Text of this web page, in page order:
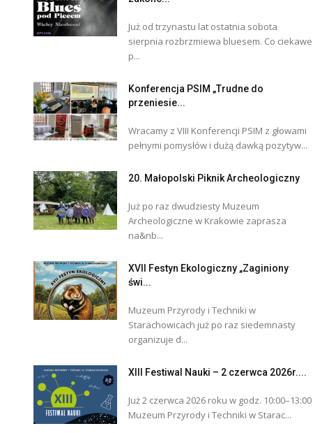
Już od trzynastu lat ostatnia sobota
sierpnia rozbrzmiewa bluesem. Co ciekawe
p...
Konferencja PSIM „Trudne do
przeniesie...
Wracamy z VIII Konferencji PSIM z głowami
pełnymi pomysłów i dużą dawką pozytyw...
20. Małopolski Piknik Archeologiczny
Już po raz dwudziesty Muzeum
Archeologiczne w Krakowie zaprasza
na&nb...
XVII Festyn Ekologiczny „Zaginiony
świ...
Muzeum Przyrody i Techniki w
Starachowicach już po raz siedemnasty
organizuje d...
XIII Festiwal Nauki – 2 czerwca 2026r....
Już 2 czerwca 2026 roku w godz. 10:00–13:00
Muzeum Przyrody i Techniki w Starac...